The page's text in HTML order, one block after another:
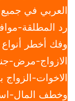
العربي في جميع
رد المطلقة-
وفك أخطر
الازواج-مرض-
الاخوات-
وخطف المال-